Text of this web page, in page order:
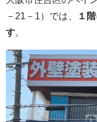
－21－1）では、
１
す。